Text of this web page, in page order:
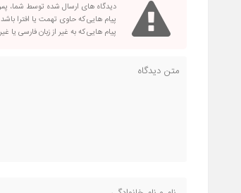
دیدگاه های ارسال شده توسط شما،
پیام هایی که حاوی تهمت یا افترا
پیام هایی که به غیر از زبان فارسی